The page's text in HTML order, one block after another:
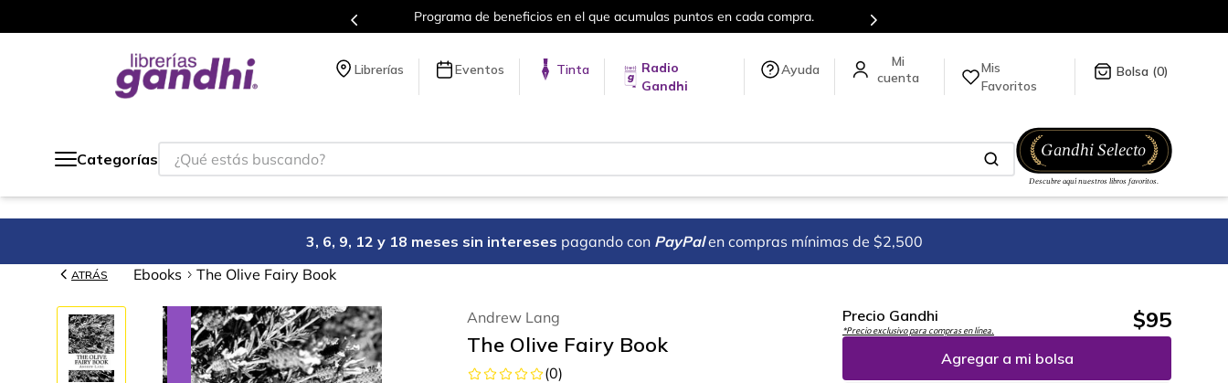
Programa de beneficios en el que acumulas puntos en cada compra. Más de 5 millones de títulos en nuestra tienda en línea.
Librerías Eventos Tinta
Radio
Gandhi
Ayuda
Mis
Favoritos
0
Categorías
¿Qué estás buscando?
3, 6, 9, 12 y 18 meses sin intereses pagando con PayPal en compras mínimas de $2,500
ATRÁS Ebooks The Olive Fairy Book
Andrew Lang
The Olive Fairy Book
(0)
Precio Gandhi
*Precio exclusivo para compras en línea. $95
Agregar a mi bolsa